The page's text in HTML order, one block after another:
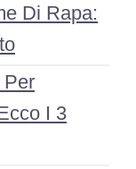
Di Rapa:
Per
I 3